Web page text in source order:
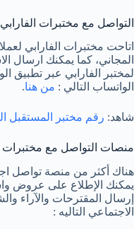
التواصل مع مختبرات
اتاحت مختبرات الفارابي
المجاني، كما يمكنك ارسال
لمختبر الفارابي عبر تطبيق
الواتساب التالي : من هنا.
شاهد: رقم مختبر المستقبل
منصات التواصل مع مختبرات
هناك أكثر من منصة تواصل
يمكنك الإطلاع على عروض
إرسال المقترحات والآراء
الاجتماعي التاليه :